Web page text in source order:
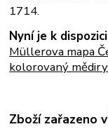
1714.
Nyní je k
Müllerova mapa
kolorovaný
Zboží zařazeno